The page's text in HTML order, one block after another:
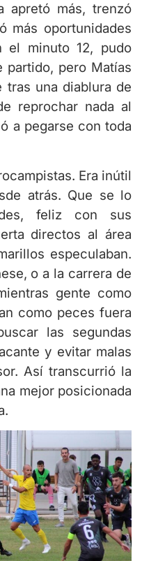
apretó más, trenzó
más oportunidades
el minuto 12, pudo
partido, pero Matías
tras una diablura de
reprochar nada al
a pegarse con toda
Era inútil
atrás. Que se lo
feliz con sus
directos al área
especulaban.
o a la carrera de
gente como
como peces fuera
las segundas
y evitar malas
Así transcurrió la
mejor posicionada